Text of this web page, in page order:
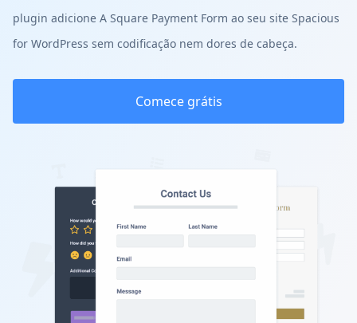
plugin adicione A Square Payment Form ao seu site Spacious
for WordPress sem codificação nem dores de cabeça.
Comece grátis